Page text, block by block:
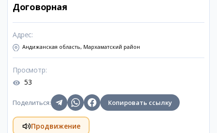
Договорная
Адрес:
Андижанская область, Мархаматский район
Просмотр:
53
Поделиться: Копировать ссылку
Продвижение